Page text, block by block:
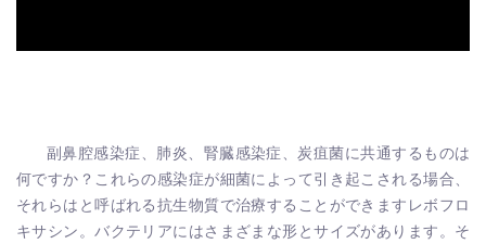
副鼻腔感染症、肺炎、腎臓感染症、炭疽菌に共通するものは
何ですか？これらの感染症が細菌によって引き起こされる場合、
それらはと呼ばれる抗生物質で治療することができます レボフロ
キサシン 。バクテリアにはさまざまな形とサイズがあります。そ